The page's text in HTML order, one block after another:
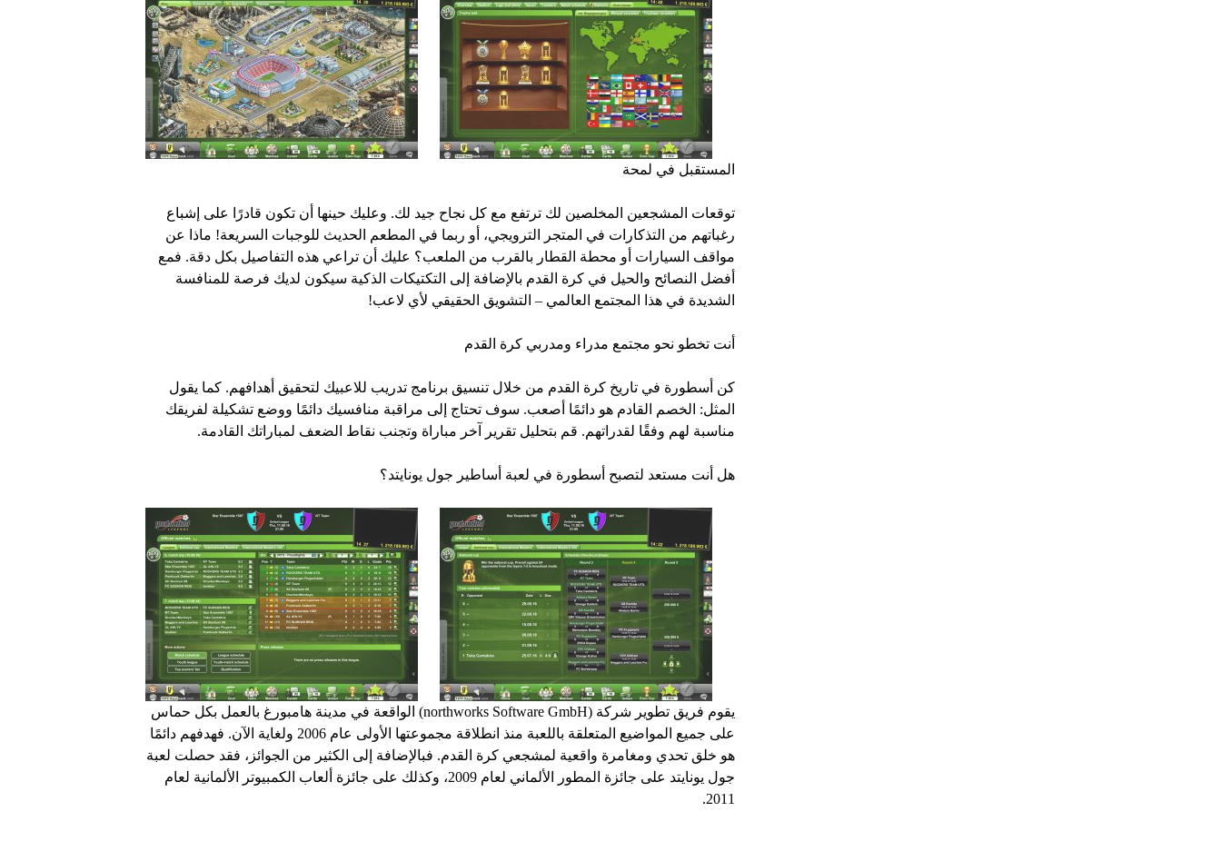
المستقبل في لمحة
توقعات المشجعين المخلصين لك ترتفع مع كل نجاح جيد لك. وعليك حينها أن تكون قادرًا على إشباع
رغباتهم من التذكارات في المتجر الترويجي، أو ربما في المطعم الحديث للوجبات السريعة! ماذا عن
مواقف السيارات أو محطة القطار بالقرب من الملعب؟ عليك أن تراعي هذه التفاصيل بكل دقة. فمع
أفضل النصائح والحيل في كرة القدم بالإضافة إلى التكتيكات الذكية سيكون لديك فرصة للمنافسة
الشديدة في هذا المجتمع العالمي – التشويق الحقيقي لأي لاعب!
أنت تخطو نحو مجتمع مدراء ومدربي كرة القدم
كن أسطورة في تاريخ كرة القدم من خلال تنسيق برنامج تدريب للاعبيك لتحقيق أهدافهم. كما يقول
المثل: الخصم القادم هو دائمًا أصعب. سوف تحتاج إلى مراقبة منافسيك دائمًا ووضع تشكيلة لفريقك
مناسبة لهم وفقًا لقدراتهم. قم بتحليل تقرير آخر مباراة وتجنب نقاط الضعف لمباراتك القادمة.
هل أنت مستعد لتصبح أسطورة في لعبة أساطير جول يونايتد؟
يقوم فريق تطوير شركة (northworks Software GmbH) الواقعة في مدينة هامبورغ بالعمل بكل حماس
على جميع المواضيع المتعلقة باللعبة منذ انطلاقة مجموعتها الأولى عام 2006 ولغاية الآن. فهدفهم دائمًا
هو خلق تحدي ومغامرة واقعية لمشجعي كرة القدم. فبالإضافة إلى الكثير من الجوائز، فقد حصلت لعبة
جول يونايتد على جائزة المطور الألماني لعام 2009، وكذلك على جائزة ألعاب الكمبيوتر الألمانية لعام
2011.